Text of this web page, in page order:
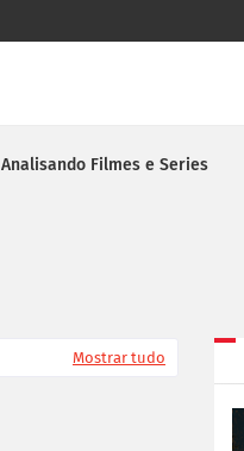
Analisando Filmes e Series
Mostrar tudo